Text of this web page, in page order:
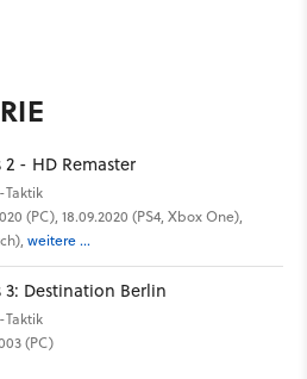
- HD Remaster
Taktik
(PC), 18.09.2020 (PS4, Xbox One),
weitere ...
Destination Berlin
Taktik
(PC)